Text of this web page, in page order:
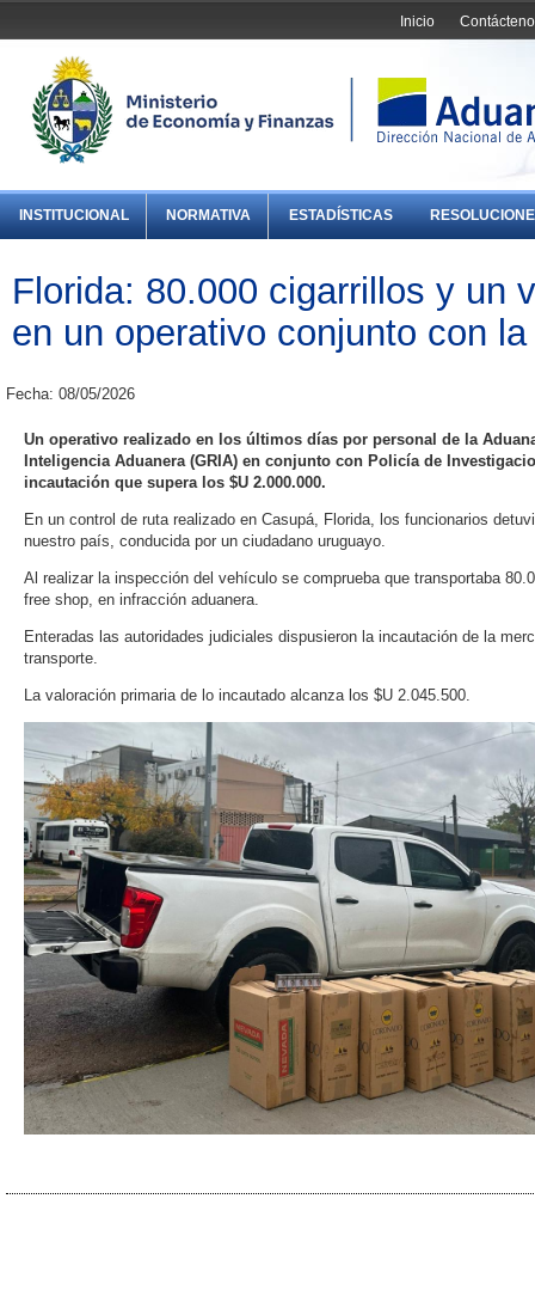
Inicio
INSTITUCIONAL NORMATIVA ESTADÍSTICAS
Florida: 80.000 cigarrillos y un
en un operativo conjunto con
Fecha: 08/05/2026
Un operativo realizado en los últimos días por personal de la
Inteligencia Aduanera (GRIA) en conjunto con Policía de
incautación que supera los $U 2.000.000.
En un control de ruta realizado en Casupá, Florida, los funcionarios
nuestro país, conducida por un ciudadano uruguayo.
Al realizar la inspección del vehículo se comprueba que transportaba
free shop, en infracción aduanera.
Enteradas las autoridades judiciales dispusieron la incautación de la
transporte.
La valoración primaria de lo incautado alcanza los $U 2.045.500.